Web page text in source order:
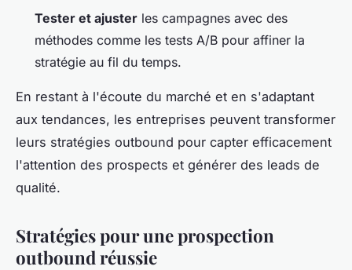
Tester et ajuster les campagnes avec des
méthodes comme les tests A/B pour affiner la
stratégie au fil du temps.
En restant à l'écoute du marché et en s'adaptant
aux tendances, les entreprises peuvent transformer
leurs stratégies outbound pour capter efficacement
l'attention des prospects et générer des leads de
qualité.
Stratégies pour une prospection
outbound réussie